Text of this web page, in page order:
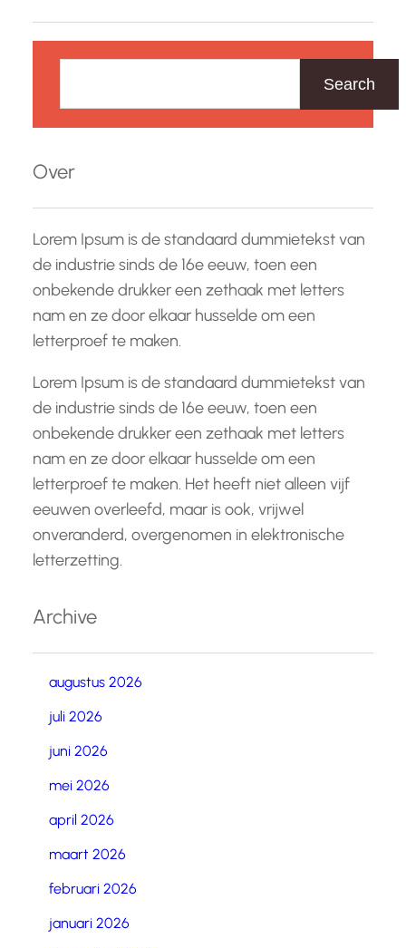
k
n
Search
Over
Lorem Ipsum is de standaard dummietekst van
de industrie sinds de 16e eeuw, toen een
onbekende drukker een zethaak met letters
nam en ze door elkaar husselde om een
letterproef te maken.
Lorem Ipsum is de standaard dummietekst van
de industrie sinds de 16e eeuw, toen een
onbekende drukker een zethaak met letters
nam en ze door elkaar husselde om een
letterproef te maken. Het heeft niet alleen vijf
eeuwen overleefd, maar is ook, vrijwel
onveranderd, overgenomen in elektronische
letterzetting.
Archive
augustus 2026
juli 2026
juni 2026
mei 2026
april 2026
maart 2026
februari 2026
januari 2026